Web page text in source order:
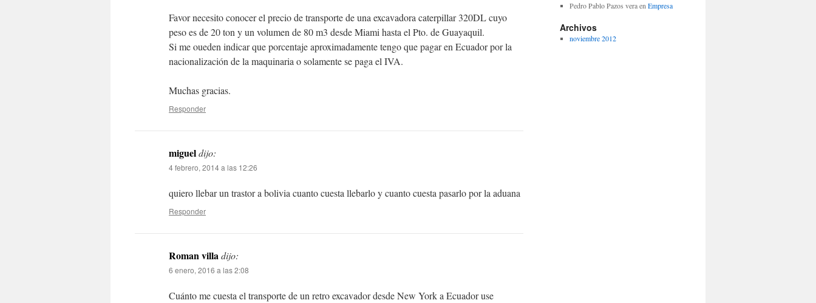
Favor necesito conocer el precio de transporte de una excavadora caterpillar 320DL cuyo
peso es de 20 ton y un volumen de 80 m3 desde Miami hasta el Pto. de Guayaquil.
Si me oueden indicar que porcentaje aproximadamente tengo que pagar en Ecuador por la
nacionalización de la maquinaria o solamente se paga el IVA.
Muchas gracias.
Responder
migueldijo:
4 febrero, 2014 a las 12:26
quiero llebar un trastor a bolivia cuanto cuesta llebarlo y cuanto cuesta pasarlo por la aduana
Responder
Roman villadijo:
6 enero, 2016 a las 2:08
Cuánto me cuesta el transporte de un retro excavador desde New York a Ecuador use
Pedro Pablo Pazos veraen Empresa
Archivos
noviembre 2012